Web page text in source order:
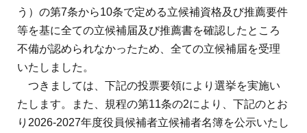
う）の第7条から10条で定める立候補資格及び推薦要件
等を基に全ての立候補届及び推薦書を確認したところ
不備が認められなかったため、全ての立候補届を受理
いたしました。
つきましては、下記の投票要領により選挙を実施い
たします。また、規程の第11条の2により、下記のとお
り 2026-2027年度役員候補者立候補者名簿を公示いたし